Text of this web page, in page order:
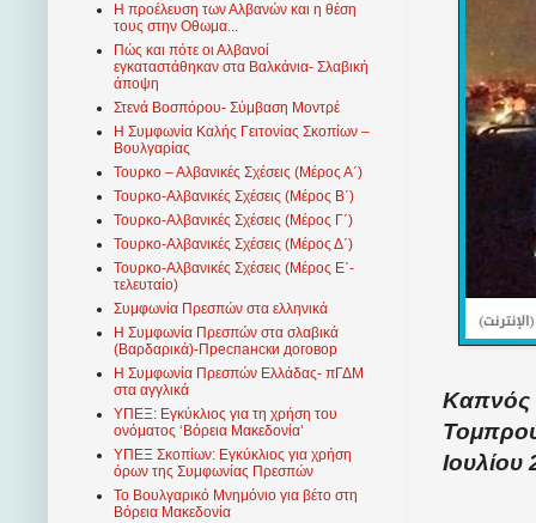
Καπνός
Ιουλίου
Η προέλευση των Αλβανών και η θέση
τους στην Οθωμα...
Πώς και πότε οι Αλβανοί
εγκαταστάθηκαν στα Βαλκάνια- Σλαβική
άποψη
Στενά Βοσπόρου- Σύμβαση Μοντρέ
Η Συμφωνία Καλής Γειτονίας Σκοπίων –
Βουλγαρίας
Τουρκο – Αλβανικές Σχέσεις (Mέρος Α΄)
Τουρκο-Αλβανικές Σχέσεις (Μέρος Β΄)
Τουρκο-Αλβανικές Σχέσεις (Μέρος Γ΄)
Τουρκο-Αλβανικές Σχέσεις (Μέρος Δ΄)
Τουρκο-Αλβανικές Σχέσεις (Μέρος Ε΄-
τελευταίο)
Συμφωνία Πρεσπών στα ελληνικά
Η Συμφωνία Πρεσπών στα σλαβικά
(Βαρδαρικά)-Преспански договор
Η Συμφωνία Πρεσπών Ελλάδας- πΓΔΜ
στα αγγλικά
ΥΠΕΞ: Εγκύκλιος για τη χρήση του
ονόματος ‘Βόρεια Μακεδονία’
ΥΠΕΞ Σκοπίων: Εγκύκλιος για χρήση
όρων της Συμφωνίας Πρεσπών
Το Βουλγαρικό Μνημόνιο για βέτο στη
Βόρεια Μακεδονία